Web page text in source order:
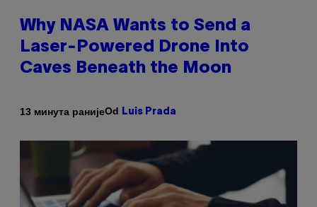
Why NASA Wants to Send a
Laser-Powered Drone Into
Caves Beneath the Moon
13 минута ранијеOd Luis Prada